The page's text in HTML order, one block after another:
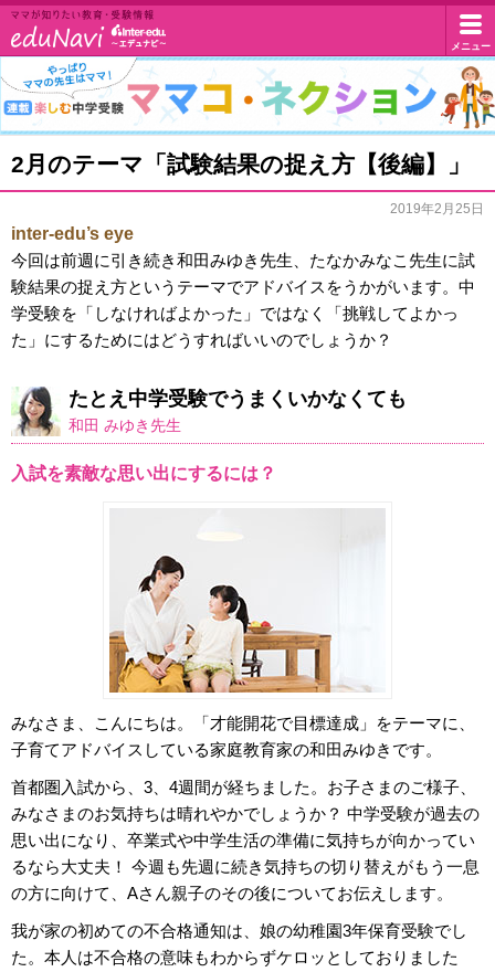
イ
ン
タ
ー
エ
デ
ュ・
ド
ッ
ト
ュ
ナ
ビ
マ
が
知
り
教
育・
受
験
情
報
メニュー
マ
マ
コ・
ネ
ク
シ
ン
2月のテーマ「試験結果の捉え方【後編】」
2019年2月25日
inter-edu’s eye
今回は前週に引き続き和田みゆき先生、たなかみなこ先生に試
験結果の捉え方というテーマでアドバイスをうかがいます。中
学受験を「しなければよかった」ではなく「挑戦してよかっ
た」にするためにはどうすればいいのでしょうか？
たとえ中学受験でうまくいかなくても
和田 みゆき先生
入試を素敵な思い出にするには？
みなさま、こんにちは。「才能開花で目標達成」をテーマに、
子育てアドバイスしている家庭教育家の和田みゆきです。
首都圏入試から、3、4週間が経ちました。お子さまのご様子、
みなさまのお気持ちは晴れやかでしょうか？ 中学受験が過去の
思い出になり、卒業式や中学生活の準備に気持ちが向かってい
るなら大丈夫！ 今週も先週に続き気持ちの切り替えがもう一息
の方に向けて、Aさん親子のその後についてお伝えします。
我が家の初めての不合格通知は、娘の幼稚園3年保育受験でし
た。本人は不合格の意味もわからずケロッとしておりました